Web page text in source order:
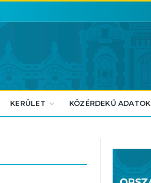
KERÜLET KÖZÉRDEKŰ ADATOK